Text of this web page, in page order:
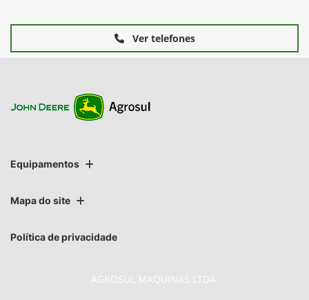
Ver telefones
Equipamentos
Mapa do site
Política de privacidade
AGROSUL MAQUINAS LTDA